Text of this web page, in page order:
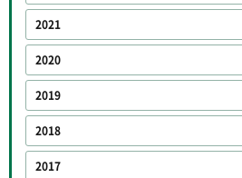
2021
2020
2019
2018
2017